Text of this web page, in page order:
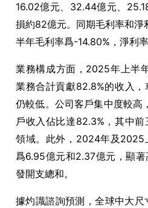
16.02億元、 32.44億元、
損約82億元。同期毛利率和淨
半年毛利率爲-14.80% ，淨利
業務構成方面， 2025年上半
業務合計貢獻82.8%的收入，
仍較低。公司客戶集中度較高，
戶收入佔比達82.3% ，其中
領域。此外， 2024年及 2025
爲6.95億元和2.37億元，顯
發開支總和。
據灼識諮詢預測，全球中大尺